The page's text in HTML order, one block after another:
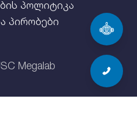
პოლიტიკა
პირობები
Megalab